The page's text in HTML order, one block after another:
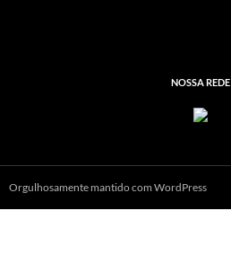
NOSSA REDE
Orgulhosamente mantido com WordPress